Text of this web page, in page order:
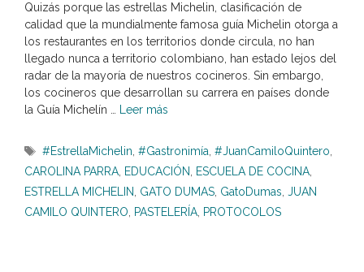
Quizás porque las estrellas Michelin, clasificación de
calidad que la mundialmente famosa guía Michelin otorga a
los restaurantes en los territorios donde circula, no han
llegado nunca a territorio colombiano, han estado lejos del
radar de la mayoría de nuestros cocineros. Sin embargo,
los cocineros que desarrollan su carrera en países donde
la Guía Michelín …
Leer más
Etiquetas
#EstrellaMichelin ,#Gastronimía ,#JuanCamiloQuintero
CAROLINA PARRA EDUCACIÓN ESCUELA DE COCINA
ESTRELLA MICHELIN
GATO DUMAS GatoDumas JUAN
CAMILO QUINTERO
PASTELERÍA PROTOCOLOS